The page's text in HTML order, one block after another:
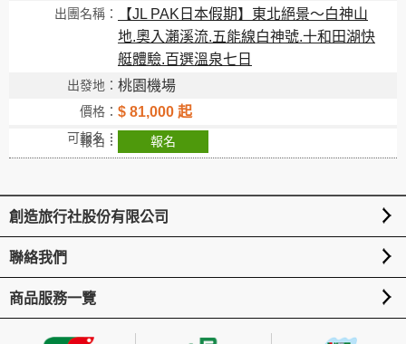
【JL PAK日本假期】東北絕景～白神山
地.奧入瀨溪流.五能線白神號.十和田湖快
艇體驗.百選溫泉七日
桃園機場
$ 81,000 起
報名
創造旅行社股份有限公司
聯絡我們
商品服務一覽